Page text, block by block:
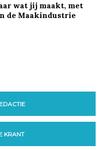
wat jij maakt, met
de Maakindustrie
KRANT